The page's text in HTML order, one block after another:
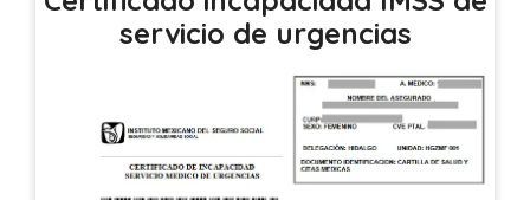
servicio de urgencias